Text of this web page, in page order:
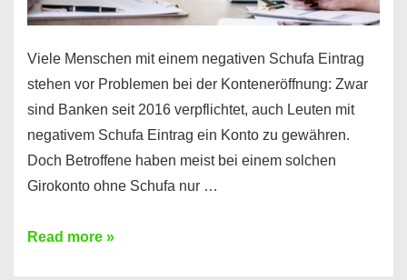
Viele Menschen mit einem negativen Schufa Eintrag
stehen vor Problemen bei der Konteneröffnung: Zwar
sind Banken seit 2016 verpflichtet, auch Leuten mit
negativem Schufa Eintrag ein Konto zu gewähren.
Doch Betroffene haben meist bei einem solchen
Girokonto ohne Schufa nur …
Günstiges
Read more »